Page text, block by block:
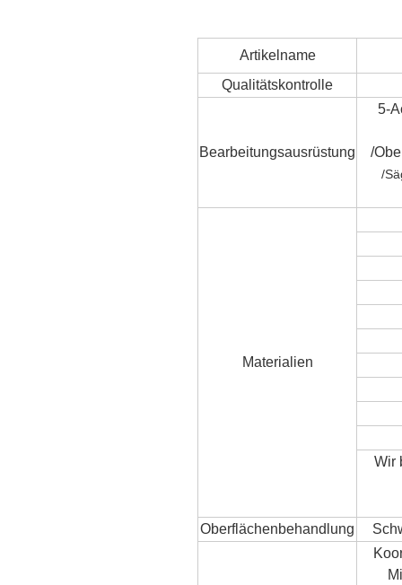
Artikelname
Qualitätskontrolle
Bearbeitungsausrüstung
5-
/
/
Materialien
Wir
Oberflächenbehandlung